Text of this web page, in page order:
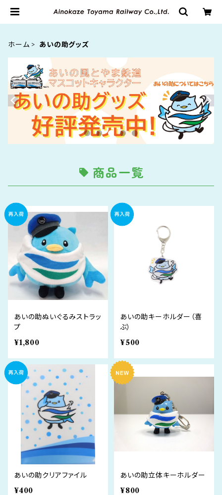
ホーム あいの助グッズ
商品一覧
あいの助ぬいぐるみストラッ
プ
¥1,800
あいの助キーホルダー（喜
ぶ）
¥500
あいの助クリアファイル
¥400
あいの助立体キーホルダー
¥800